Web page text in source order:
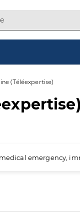
(Téléexpertise)
emergency,